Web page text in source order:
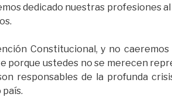
dedicado nuestras profesiones
Constitucional, y no
porque ustedes no se merecen
responsables de la profunda